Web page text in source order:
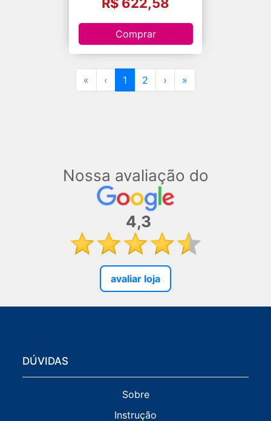
Comprar
« ‹ 1 2 › »
Nossa avaliação do
4,3
avaliar loja
DÚVIDAS
Sobre
Instrução